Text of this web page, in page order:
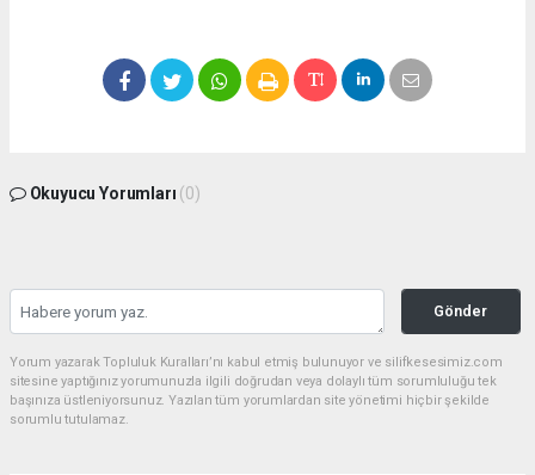
Okuyucu Yorumları (0)
Gönder
Yorum yazarak Topluluk Kuralları’nı kabul etmiş bulunuyor ve silifkesesimiz.com
sitesine yaptığınız yorumunuzla ilgili doğrudan veya dolaylı tüm sorumluluğu tek
başınıza üstleniyorsunuz. Yazılan tüm yorumlardan site yönetimi hiçbir şekilde
sorumlu tutulamaz.